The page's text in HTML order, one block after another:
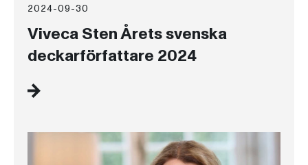
2024-09-30
Viveca Sten Årets svenska
deckarförfattare 2024